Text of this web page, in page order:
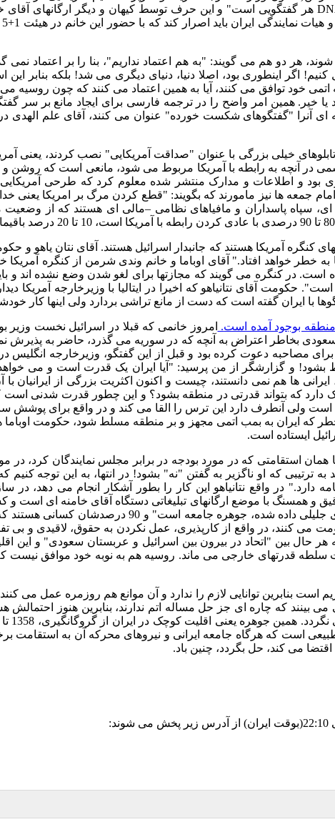
هر گفتگویی است" و این حرف توسط کیهان و دیگر ارگانهای
و هیات نمایندگی ایران باید اصرار کند که با حضور این خانم در هیئت 1+5
هر دو هم می گویند: "به هم اعتماد نداریم"، بنا را بر اعتماد نمی
کنیم! اگر اینطوری بود، اصلا دنیا، دنیای دیگری می شد! بلکه بنابر
خود توافق می کنند، آیا به همین اعتماد می کنند که چون روسیه می
خیر .همین امر واضح را در ترجمه فارسی برای ایجاد مانع بر سر
آنرا "گفتگوهای شکست خورده" عنوان می کنند، آقای علم الهدی
خیلی بزرگی با عنوان "صداقت آمریکایی" نصب کردند، یعنی
در آنچه به رابطه با آمریکا مربوط می شود، مانعی است که روشن
بود و اطلاعات و مدارک منتشر شده معلوم کرد که طرحی
جمعه ها نیز مامورند که بگویند: "قطع کردن مرگ بر امریکا یعنی
ای، سپاه پاسداران و مافیاهای نظامی –مالی ای هستند که از
80 تا 90 درصدی با عادی کردن رابطه با آمریکا است، 10 تا 20 درصد
کنگره آمریکا هستند که جانبدار اسرائیل هستند. آقای نتان یاهو و
خطر خواهد افتاد." آقای اوباما و خانم وندی شرمن از کنگره
است. در کنگره می گویند که مجازتها برای لغو شدن وضع نشده اند و
است". حکومت آقای نتانیاهو که اخیرا در ایتالیا با وزیرخارجه آمریکا
با ایران گفته است که دست از مانع تراشی بردارد ولی اینها کار
بوجود آمده است. امروز خانمی که قبلا در اسرائیل نخست وزیر
بخاطر اعتراض به آنچه که در سوریه می گذرد، حاضر به پذیرش
من برای مصاحبه دعوت کرده بود و قبل از این گفتگو، وزیرخارجه انگلیس
بشود! و گزارشگر از من پرسید: " آیا ایران یک قدرت است و می
ها هم نمی دانستند، چیست و اکنون اکثریت بزرگی از ایرانیان
که بتواند قدرتی در منطقه بشود؟ و این چطور قدرت شدنی است که
است ولی آنطرف دارد این ترس را القا می کند و در واقع برای
خطر که ایران به بمب اتمی مجهز و بر منطقه مسلط شود، حکومت اوباما
ایستاده است.
همان استقامتی که در مورد بودجه در برابر مجلس نمایندگان کرد،
ترتیبی که او ناگزیر به گفتن "نه" بشود!در انتها، به این توجه
دارد." در واقع نتانیاهو این کار را بطور آشکار انجام می دهد،
و همسنگ با موضع ارگانهای تبلیغاتی دستگاه آقای خامنه ای است و
جلیلی داده شده، جوهره جامعه است" و 90 درصدشان کسانی هستند که
می کنند، در واقع از کارپذیری، عمل نکردن به حقوق، لاقیدی و بی
هر حال بین " اتحاد در بیرون بین اسرائیل و عربستان سعودی" و این
سلطه قدرتهای خارجی می ماند. روسیه هم به نوبه خود موافق نیست
توانایی لازم را ندارد و آن موانع هم روزمره عمل می کنند
بینند که چاره ای جز حل مساله اتم ندارند، بنابرین هنوز
. همین جوهره یعنی اقلیت کوچک در ایران از گروگانگیری، 1358
است که هرگاه جامعه ایرانی و نیروهای محرکه آن به استقامت
می کند، حل بگردد، چنین باد.
22:10( بوقت ایران) از آدرس زیر پخش می شوند: